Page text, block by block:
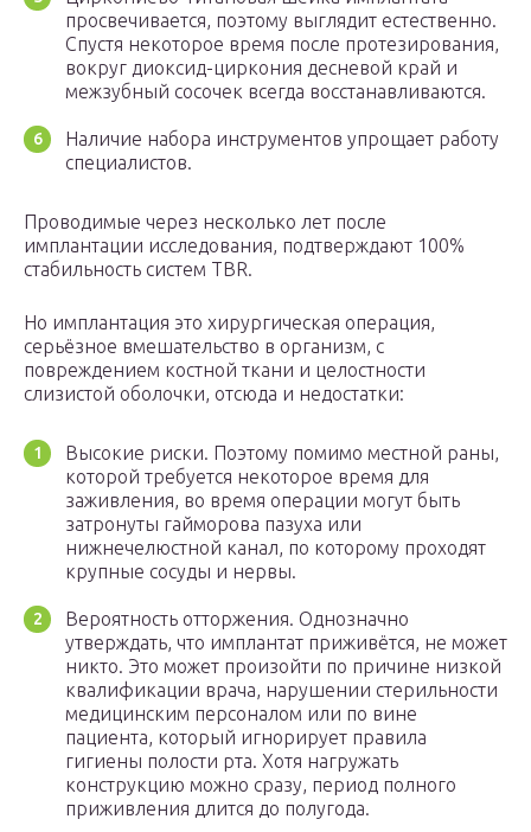
просвечивается, поэтому выглядит естественно.
Спустя некоторое время после протезирования,
вокруг диоксид-циркония десневой край и
межзубный сосочек всегда восстанавливаются.
Наличие набора инструментов упрощает работу
специалистов.
Проводимые через несколько лет после
имплантации исследования, подтверждают 100%
стабильность систем TBR.
Но имплантация это хирургическая операция,
серьёзное вмешательство в организм, с
повреждением костной ткани и целостности
слизистой оболочки, отсюда и недостатки:
Высокие риски. Поэтому помимо местной раны,
которой требуется некоторое время для
заживления, во время операции могут быть
затронуты гайморова пазуха или
нижнечелюстной канал, по которому проходят
крупные сосуды и нервы.
Вероятность отторжения. Однозначно
утверждать, что имплантат приживётся, не может
никто. Это может произойти по причине низкой
квалификации врача, нарушении стерильности
медицинским персоналом или по вине
пациента, который игнорирует правила
гигиены полости рта. Хотя нагружать
конструкцию можно сразу, период полного
приживления длится до полугода.